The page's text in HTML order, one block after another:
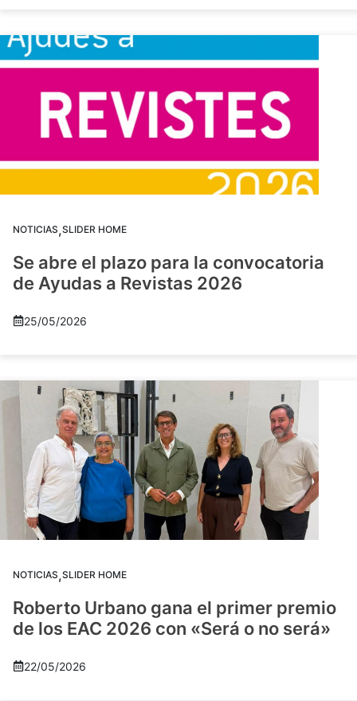
NOTICIAS,SLIDER HOME
Se abre el plazo para la convocatoria
de Ayudas a Revistas 2026
25/05/2026
NOTICIAS,SLIDER HOME
Roberto Urbano gana el primer premio
de los EAC 2026 con «Será o no será»
22/05/2026